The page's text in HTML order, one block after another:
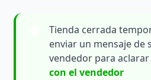
Tienda cerrada
enviar un mensaje de
vendedor para aclarar
con el vendedor